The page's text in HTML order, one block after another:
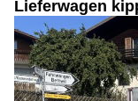
Lieferwagen